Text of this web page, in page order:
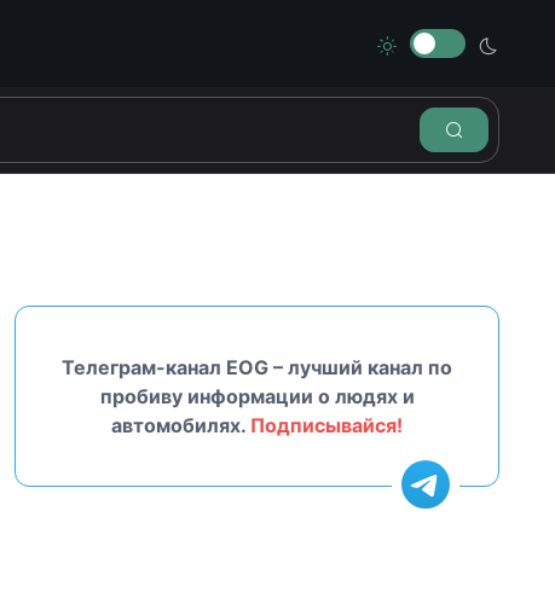
Телеграм-канал EOG – лучший канал по
пробиву информации о людях и
автомобилях. Подписывайся!